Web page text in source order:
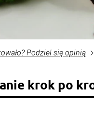
Podziel się opinią
krok po